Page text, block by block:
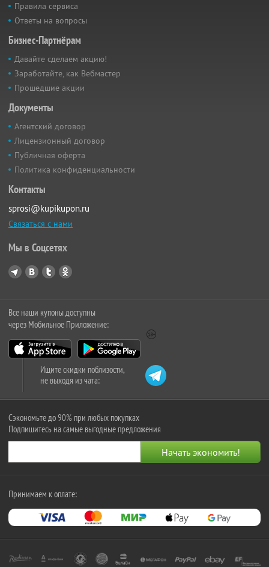
Правила сервиса
Ответы на вопросы
Бизнес-Партнёрам
Давайте сделаем акцию!
Заработайте, как Вебмастер
Прошедшие акции
Документы
Агентский договор
Лицензионный договор
Публичная оферта
Политика конфиденциальности
Контакты
sprosi@kupikupon.ru
Связаться с нами
Мы в Соцсетях
Все наши купоны доступны
через Мобильное Приложение:
Ищите скидки поблизости,
не выходя из чата:
Сэкономьте до 90% при любых покупках
Подпишитесь на самые выгодные предложения
Принимаем к оплате: